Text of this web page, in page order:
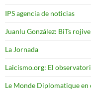
IPS agencia de noticias
Juanlu González: BiTs
La Jornada
Laicismo.org: El
Le Monde Diplomatique en